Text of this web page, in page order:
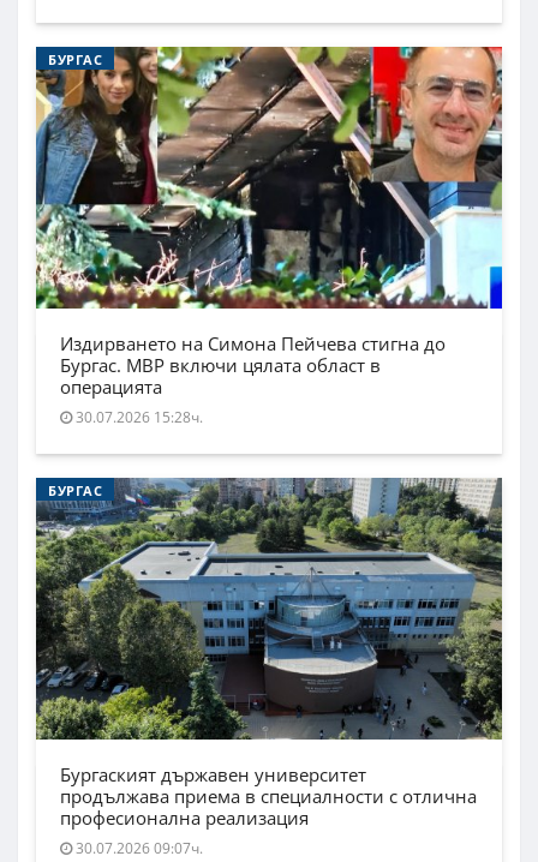
БУРГАС
Издирването на Симона Пейчева стигна до
Бургас. МВР включи цялата област в
операцията
30.07.2026 15:28ч.
БУРГАС
Бургаският държавен университет
продължава приема в специалности с отлична
професионална реализация
30.07.2026 09:07ч.